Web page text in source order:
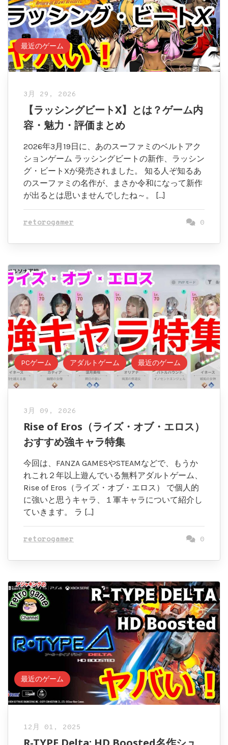
最近のゲーム
3月 29, 2026
【ラッシングビートX】とは？ゲーム内
容・魅力・評価まとめ
2026年3月19日に、あのスーファミのベルトアク
ションゲーム ラッシングビートの新作、ラッシン
グ・ビートXが発売されました。 知る人ぞ知るあ
のスーファミの名作が、まさか令和になって新作
が出るとは思いませんでしたね～。 […]
retorogamer 0
PCゲーム アダルトゲーム 最近のゲーム
3月 09, 2026
Rise of Eros（ライズ・オブ・エロス）
おすすめ強キャラ特集
今回は、FANZA GAMESやSTEAMなどで、もうか
れこれ２年以上遊んでいる無料アダルトゲーム、
Rise of Eros（ライズ・オブ・エロス） で個人的
に強いと思うキャラ、１軍キャラについて紹介し
ていきます。 ラ […]
retorogamer 0
最近のゲーム
12月 01, 2025